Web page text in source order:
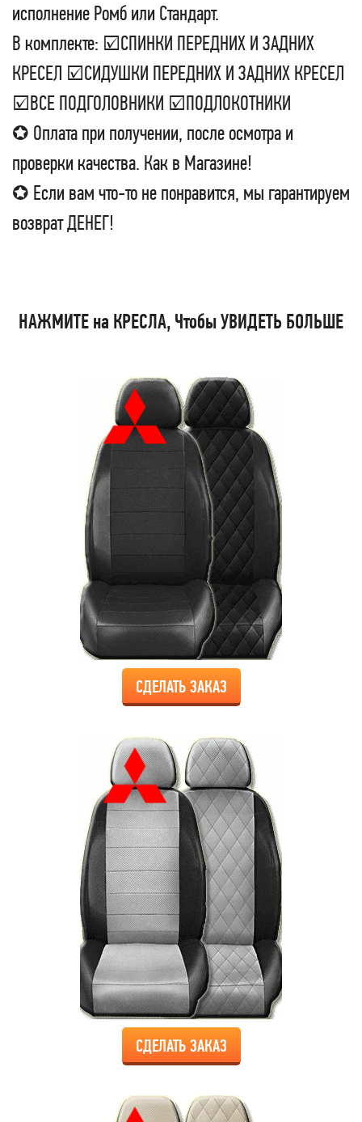
исполнение Ромб или Стандарт.
В комплекте: ☑СПИНКИ ПЕРЕДНИХ И ЗАДНИХ
КРЕСЕЛ ☑СИДУШКИ ПЕРЕДНИХ И ЗАДНИХ КРЕСЕЛ
☑ВСЕ ПОДГОЛОВНИКИ ☑ПОДЛОКОТНИКИ
✪ Оплата при получении, после осмотра и
проверки качества. Как в Магазине!
✪ Если вам что-то не понравится, мы гарантируем
возврат ДЕНЕГ!
НАЖМИТЕ на КРЕСЛА, Чтобы УВИДЕТЬ БОЛЬШЕ
СДЕЛАТЬ ЗАКАЗ
СДЕЛАТЬ ЗАКАЗ